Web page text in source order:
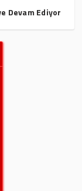
Devam Ediyor